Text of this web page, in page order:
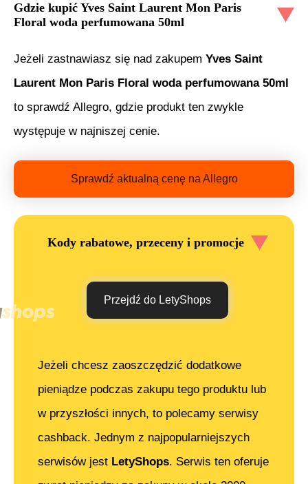
Gdzie kupić Yves Saint Laurent Mon Paris
Floral woda perfumowana 50ml
Jeżeli zastnawiasz się nad zakupem Yves Saint
Laurent Mon Paris Floral woda perfumowana 50ml
to sprawdź Allegro, gdzie produkt ten zwykle
występuje w najniszej cenie.
Sprawdź aktualną cenę na Allegro
Kody rabatowe, przeceny i promocje
Przejdź do LetyShops
Jeżeli chcesz zaoszczędzić dodatkowe
pieniądze podczas zakupu tego produktu lub
w przyszłości innych, to polecamy serwisy
cashback. Jednym z najpopularniejszych
serwisów jest LetyShops. Serwis ten oferuje